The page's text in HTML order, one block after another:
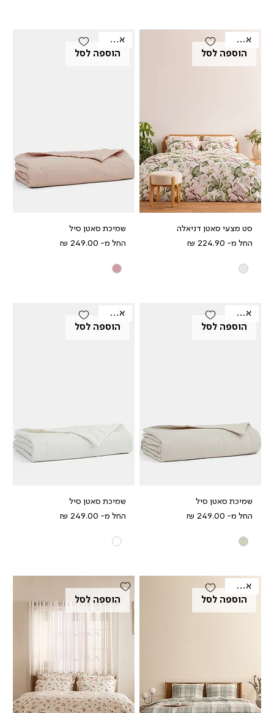
הוספה לסל
אאוטלט
סט מצעי סאטן דניאלה
החל מ-
מחיר מבצע
הוספה לסל
אאוטלט
שמיכת סאטן סיל
החל מ-
מחיר מבצע
הוספה לסל
אאוטלט
שמיכת סאטן סיל
החל מ-
מחיר מבצע
הוספה לסל
אאוטלט
שמיכת סאטן סיל
החל מ-
מחיר מבצע
הוספה לסל
אאוטלט
הוספה לסל